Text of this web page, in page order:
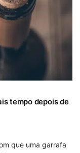
tempo depois de
que uma garrafa